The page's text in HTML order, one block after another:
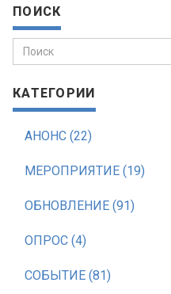
ПОИСК
КАТЕГОРИИ
АНОНС (22)
МЕРОПРИЯТИЕ (19)
ОБНОВЛЕНИЕ (91)
ОПРОС (4)
СОБЫТИЕ (81)